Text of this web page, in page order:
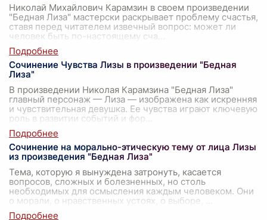
Николай Михайлович Карамзин в своем произведении
"Бедная Лиза" мастерски раскрывает проблему счастья,
ставя перед читателем извечный вопрос: может ли
человек быть по-настоящему сча
Сочинение Чувства Лизы в произведении "Бедная
Лиза"
В произведении Николая Карамзина "Бедная Лиза"
главный персонаж — Лиза — изображена как искренняя
и чувствительная девушка. Ее чувства играют ключевую
роль в развитии событий и фор
Сочинение на морально-этическую тему от лица Лизы
из произведения "Бедная Лиза"
Тема, которую я вынуждена затронуть, касается
вопросов, сложных и болезненных, но столь
необходимых для осмысления каждым человеком. Они
о морали, о нравственных устоях, о выборе,